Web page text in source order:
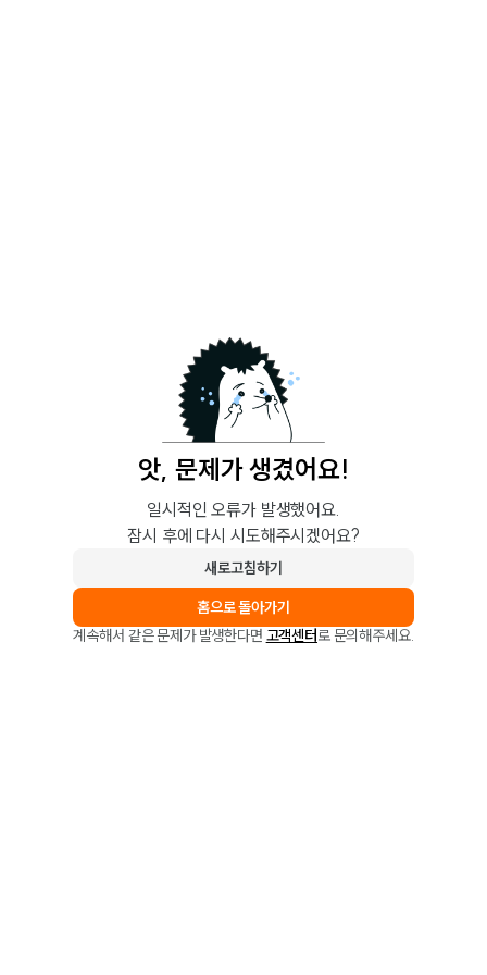
앗, 문제가 생겼어요!
일시적인 오류가 발생했어요.
잠시 후에 다시 시도해주시겠어요?
새로고침하기
홈으로 돌아가기
계속해서 같은 문제가 발생한다면 고객센터로 문의해주세요.